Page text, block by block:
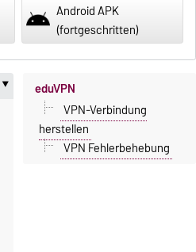
Android APK
(fortgeschritten)
eduVPN
VPN-Verbindung
herstellen
VPN Fehlerbehebung